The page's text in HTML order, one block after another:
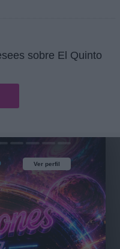
sobre El Quinto
Ver perfil
Ver perfil